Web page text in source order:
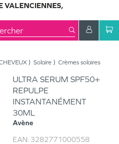
VALENCIENNES,
Solaire Crèmes solaires
ULTRA SERUM SPF50+
REPULPE
INSTANTANÉMENT
30ML
Avène
EAN: 3282771000558